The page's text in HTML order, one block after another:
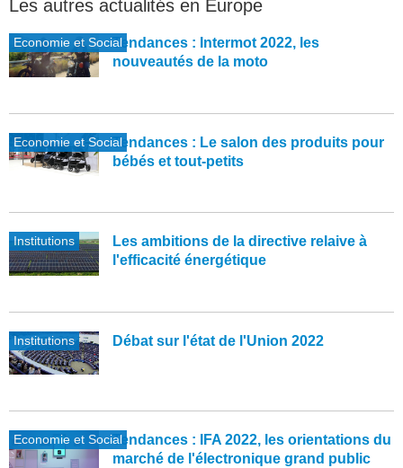
Les autres actualités en Europe
Economie et SocialTendances : Intermot 2022, les
nouveautés de la moto
Economie et SocialTendances : Le salon des produits pour
bébés et tout-petits
Institutions
Les ambitions de la directive relaive à
l'efficacité énergétique
Institutions Débat sur l'état de l'Union 2022
Economie et SocialTendances : IFA 2022, les orientations du
marché de l'électronique grand public